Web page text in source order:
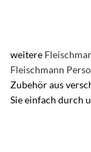
weitere
Fleischmann
Zubehör aus
Sie einfach durch